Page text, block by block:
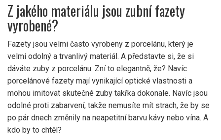
Z jakého materiálu jsou zubní fazety
vyrobené?
Fazety jsou velmi často vyrobeny z porcelánu, který je
velmi odolný a trvanlivý materiál. A představte si, že si
dáváte zuby z porcelánu. Zní to elegantně, že? Navíc
porcelánové fazety mají vynikající optické vlastnosti a
mohou imitovat skutečné zuby takřka dokonale. Navíc jsou
odolné proti zabarvení, takže nemusíte mít strach, že by se
po pár dnech změnily na neapetitní barvu kávy nebo vína. A
kdo by to chtěl?